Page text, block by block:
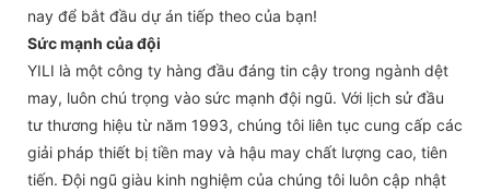
nay để bắt đầu dự án tiếp theo của bạn!
Sức mạnh của đội
YILI là một công ty hàng đầu đáng tin cậy trong ngành dệt
may, luôn chú trọng vào sức mạnh đội ngũ. Với lịch sử đầu
tư thương hiệu từ năm 1993, chúng tôi liên tục cung cấp các
giải pháp thiết bị tiền may và hậu may chất lượng cao, tiên
tiến. Đội ngũ giàu kinh nghiệm của chúng tôi luôn cập nhật